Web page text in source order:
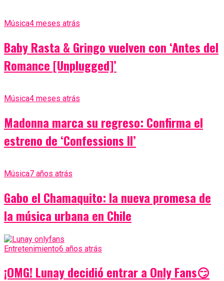
Música4 meses atrás
Baby Rasta & Gringo vuelven con ‘Antes del
Romance [Unplugged]’
Música4 meses atrás
Madonna marca su regreso: Confirma el
estreno de ‘Confessions II’
Música7 años atrás
Gabo el Chamaquito: la nueva promesa de
la música urbana en Chile
Entretenimiento6 años atrás
¡OMG! Lunay decidió entrar a Only Fans😏